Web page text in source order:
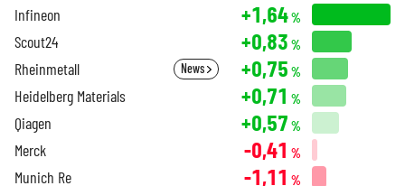
Infineon +1,64%
Scout24 +0,83 %
Rheinmetall News +0,75 %
Heidelberg Materials +0,71 %
Qiagen +0,57 %
Merck -0,41 %
Munich Re -1,11 %